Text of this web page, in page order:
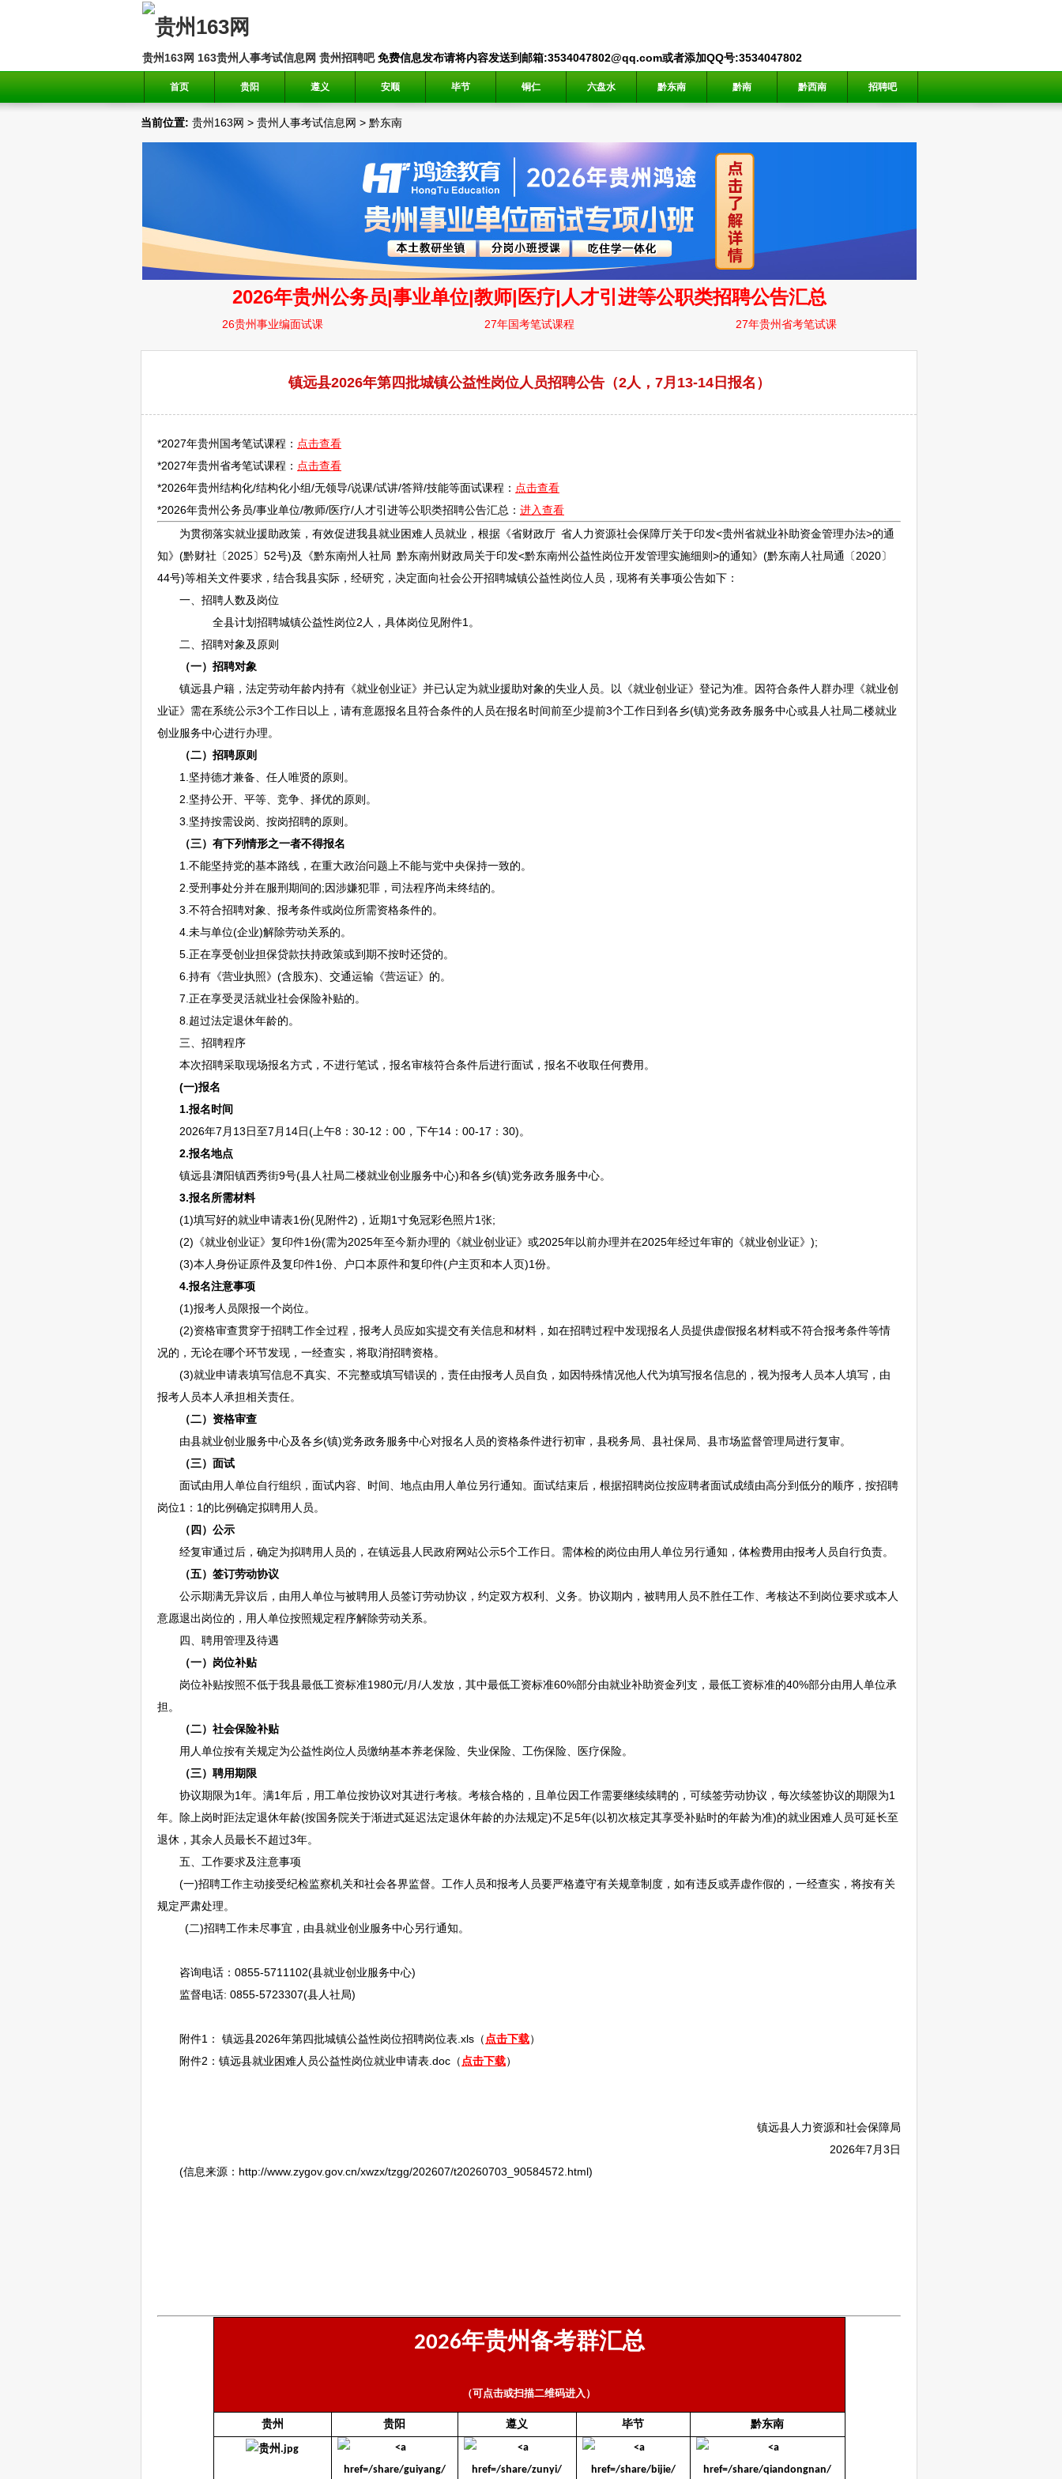
贵州163网 163贵州人事考试信息网 贵州招聘吧免费信息发布请将内容发送到邮箱:3534047802@qq.com或者添加QQ号:3534047802
首页 贵阳 遵义 安顺 毕节 铜仁 六盘水 黔东南 黔南 黔西南 招聘吧
当前位置: 贵州163网 > 贵州人事考试信息网 > 黔东南
镇远县2026年第四批城镇公益性岗位人员招聘公告（2人，7月13-14日报名）
*2027年贵州国考笔试课程： 点击查看
*2027年贵州省考笔试课程： 点击查看
*2026年贵州结构化/结构化小组/无领导/说课/试讲/答辩/技能等面试课程： 点击查看
*2026年贵州公务员/事业单位/教师/医疗/人才引进等公职类招聘公告汇总： 进入查看
为贯彻落实就业援助政策，有效促进我县就业困难人员就业，根据《省财政厅 省人力资源社会保障厅关于印发<贵州省就业补助资金管理办法>的通
知》(黔财社〔2025〕52号)及《黔东南州人社局 黔东南州财政局关于印发<黔东南州公益性岗位开发管理实施细则>的通知》(黔东南人社局通〔2020〕
44号)等相关文件要求，结合我县实际，经研究，决定面向社会公开招聘城镇公益性岗位人员，现将有关事项公告如下：
一、 招聘人数及岗位
全县计划招聘城镇公益性岗位2人，具体岗位见附件1。
二、 招聘对象及原则
（一） 招聘对象
镇远县户籍，法定劳动年龄内持有《就业创业证》并已认定为就业援助对象的失业人员。以《就业创业证》登记为准。因符合条件人群办理《就业创
业证》需在系统公示3个工作日以上，请有意愿报名且符合条件的人员在报名时间前至少提前3个工作日到各乡(镇)党务政务服务中心或县人社局二楼就业
创业服务中心进行办理。
（二） 招聘原则
1.坚持德才兼备、任人唯贤的原则。
2.坚持公开、平等、竞争、择优的原则。
3.坚持按需设岗、按岗招聘的原则。
（三）有下列情形之一者不得报名
1.不能坚持党的基本路线，在重大政治问题上不能与党中央保持一致的。
2.受刑事处分并在服刑期间的;因涉嫌犯罪，司法程序尚未终结的。
3.不符合招聘对象、报考条件或岗位所需资格条件的。
4.未与单位(企业)解除劳动关系的。
5.正在享受创业担保贷款扶持政策或到期不按时还贷的。
6.持有《营业执照》(含股东)、交通运输《营运证》的。
7.正在享受灵活就业社会保险补贴的。
8.超过法定退休年龄的。
三、 招聘程序
本次招聘采取现场报名方式，不进行笔试，报名审核符合条件后进行面试，报名不收取任何费用。
(一)报名
1.报名时间
2026年7月13日至7月14日(上午8：30-12：00，下午14：00-17：30)。
2.报名地点
镇远县㵲阳镇西秀街9号(县人社局二楼就业创业服务中心)和各乡(镇)党务政务服务中心。
3.报名所需材料
(1)填写好的就业申请表1份(见附件2)，近期1寸免冠彩色照片1张;
(2)《就业创业证》复印件1份(需为2025年至今新办理的《就业创业证》或2025年以前办理并在2025年经过年审的《就业创业证》);
(3)本人身份证原件及复印件1份、户口本原件和复印件(户主页和本人页)1份。
4.报名注意事项
(1)报考人员限报一个岗位。
(2)资格审查贯穿于招聘工作全过程，报考人员应如实提交有关信息和材料，如在招聘过程中发现报名人员提供虚假报名材料或不符合报考条件等情
况的，无论在哪个环节发现，一经查实，将取消招聘资格。
(3)就业申请表填写信息不真实、不完整或填写错误的，责任由报考人员自负，如因特殊情况他人代为填写报名信息的，视为报考人员本人填写，由
报考人员本人承担相关责任。
（二）资格审查
由县就业创业服务中心及各乡(镇)党务政务服务中心对报名人员的资格条件进行初审，县税务局、县社保局、县市场监督管理局进行复审。
（三）面试
面试由用人单位自行组织，面试内容、时间、地点由用人单位另行通知。面试结束后，根据招聘岗位按应聘者面试成绩由高分到低分的顺序，按招聘
岗位1：1的比例确定拟聘用人员。
（四）公示
经复审通过后，确定为拟聘用人员的，在镇远县人民政府网站公示5个工作日。需体检的岗位由用人单位另行通知，体检费用由报考人员自行负责。
（五）签订劳动协议
公示期满无异议后，由用人单位与被聘用人员签订劳动协议，约定双方权利、义务。协议期内，被聘用人员不胜任工作、考核达不到岗位要求或本人
意愿退出岗位的，用人单位按照规定程序解除劳动关系。
四、聘用管理及待遇
（一）岗位补贴
岗位补贴按照不低于我县最低工资标准1980元/月/人发放，其中最低工资标准60%部分由就业补助资金列支，最低工资标准的40%部分由用人单位承
担。
（二）社会保险补贴
用人单位按有关规定为公益性岗位人员缴纳基本养老保险、失业保险、工伤保险、医疗保险。
（三）聘用期限
协议期限为1年。满1年后，用工单位按协议对其进行考核。考核合格的，且单位因工作需要继续续聘的，可续签劳动协议，每次续签协议的期限为1
年。除上岗时距法定退休年龄(按国务院关于渐进式延迟法定退休年龄的办法规定)不足5年(以初次核定其享受补贴时的年龄为准)的就业困难人员可延长至
退休，其余人员最长不超过3年。
五、工作要求及注意事项
(一)招聘工作主动接受纪检监察机关和社会各界监督。工作人员和报考人员要严格遵守有关规章制度，如有违反或弄虚作假的，一经查实，将按有关
规定严肃处理。
(二)招聘工作未尽事宜，由县就业创业服务中心另行通知。
咨询电话：0855-5711102(县就业创业服务中心)
监督电话: 0855-5723307(县人社局)
附件1： 镇远县2026年第四批城镇公益性岗位招聘岗位表.xls（ 点击下载）
附件2： 镇远县就业困难人员公益性岗位就业申请表.doc（ 点击下载）
镇远县人力资源和社会保障局
2026年7月3日
(信息来源：http://www.zygov.gov.cn/xwzx/tzgg/202607/t20260703_90584572.html)
2026年贵州备考群汇总
（可点击或扫描二维码进入）
贵州 贵阳 遵义 毕节 黔东南